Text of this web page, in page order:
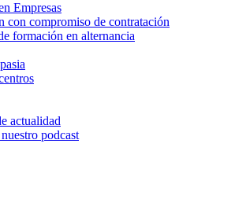
Empresas
con compromiso de contratación
formación en alternancia
actualidad
podcast